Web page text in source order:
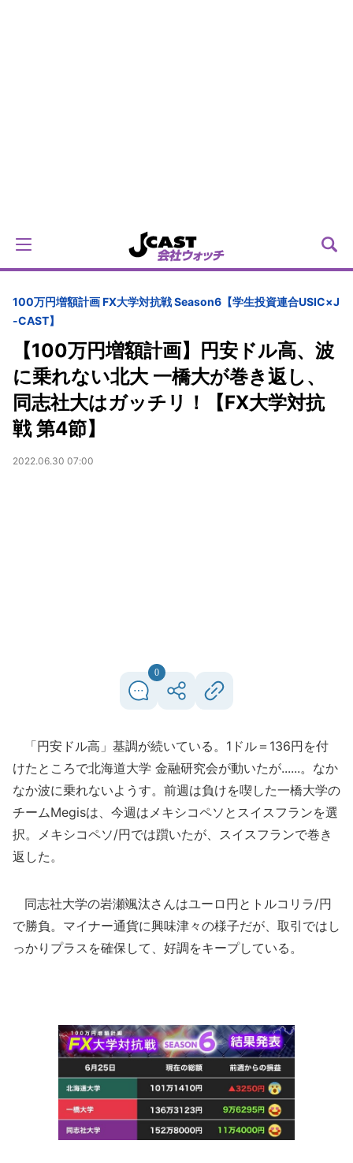
100万円増額計画 FX大学対抗戦 Season6【学生投資連合USIC×J
-CAST】
【100万円増額計画】円安ドル高、波
に乗れない北大 一橋大が巻き返し、
同志社大はガッチリ！【FX大学対抗
戦 第4節】
2022.06.30 07:00
0
「円安ドル高」基調が続いている。1ドル＝136円を付
けたところで北海道大学 金融研究会が動いたが......。なか
なか波に乗れないようす。前週は負けを喫した一橋大学の
チームMegisは、今週はメキシコペソとスイスフランを選
択。メキシコペソ/円では躓いたが、スイスフランで巻き
返した。
同志社大学の岩瀬颯汰さんはユーロ円とトルコリラ/円
で勝負。マイナー通貨に興味津々の様子だが、取引ではし
っかりプラスを確保して、好調をキープしている。